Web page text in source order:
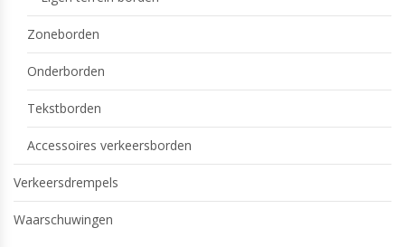
Zoneborden
Onderborden
Tekstborden
Accessoires verkeersborden
Verkeersdrempels
Waarschuwingen